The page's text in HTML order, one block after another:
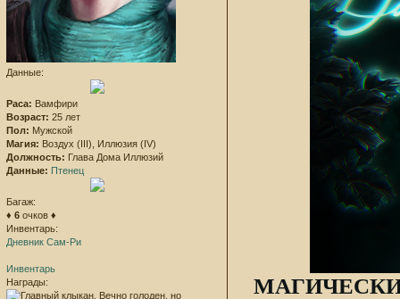
Данные:
Раса: Вамфири
Возраст: 25 лет
Пол: Мужской
Магия: Воздух (III), Иллюзия (IV)
Должность: Глава Дома Иллюзий
Данные: Птенец
Багаж:
♦ 6 очков ♦
Инвентарь:
Дневник Сам-Ри
Инвентарь
Награды: